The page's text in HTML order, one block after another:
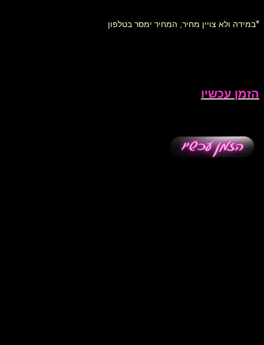
*במידה ולא צויין מחיר, המחיר ימסר בטלפון
הזמן עכשיו